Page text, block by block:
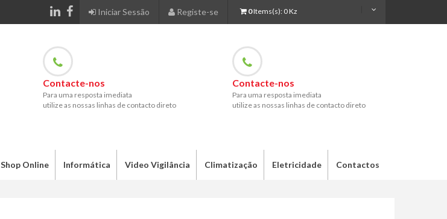
0Items(s): 0 Kz
Registe-se
Iniciar Sessão
Contacte-nos
Para uma resposta imediata
utilize as nossas linhas de contacto direto
Contacte-nos
Para uma resposta imediata
utilize as nossas linhas de contacto direto
Shop Online Informática Video Vigilância Climatização Eletricidade Contactos